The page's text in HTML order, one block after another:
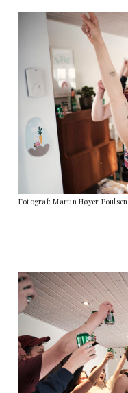
Fotograf: Martin Høyer Poulsen